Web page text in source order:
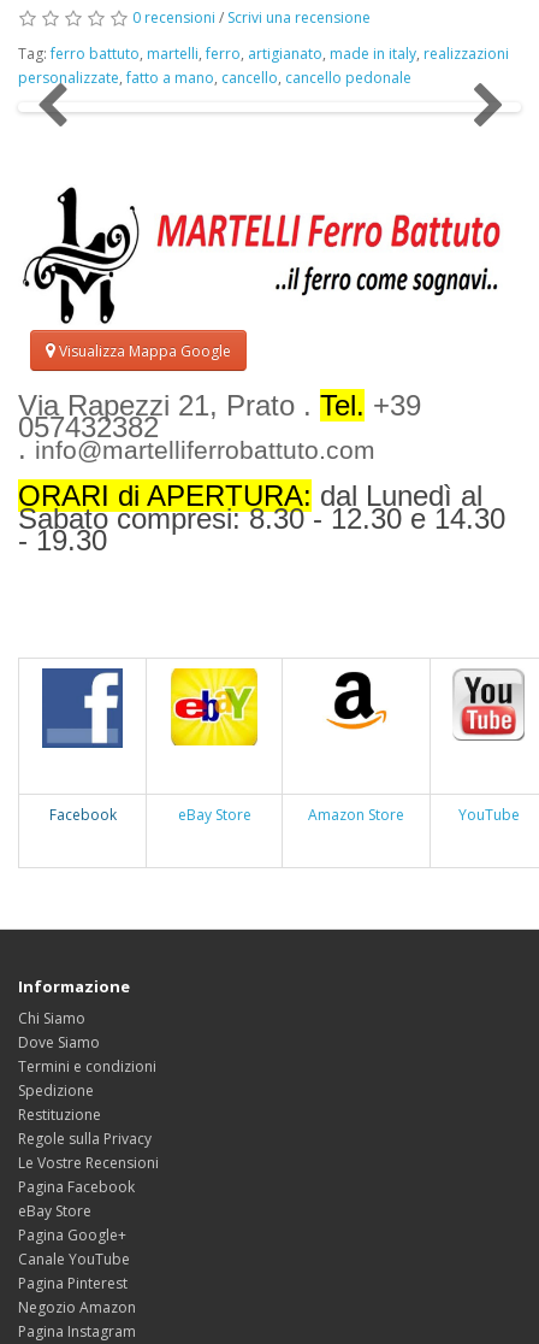
0 recensioni / Scrivi una recensione
Tag:ferro battuto, martelli,ferro, artigianato, made in italy, realizzazioni
personalizzate,fatto a mano, cancello, cancello pedonale
Visualizza Mappa Google
Via Rapezzi 21, Prato . Tel. +39
057432382
. info@martelliferrobattuto.com
ORARI di APERTURA: dal Lunedì al
Sabato compresi: 8.30 - 12.30 e 14.30
- 19.30
Facebook eBay Store Amazon Store YouTube
Informazione
Chi Siamo
Dove Siamo
Termini e condizioni
Spedizione
Restituzione
Regole sulla Privacy
Le Vostre Recensioni
Pagina Facebook
eBay Store
Pagina Google+
Canale YouTube
Pagina Pinterest
Negozio Amazon
Pagina Instagram